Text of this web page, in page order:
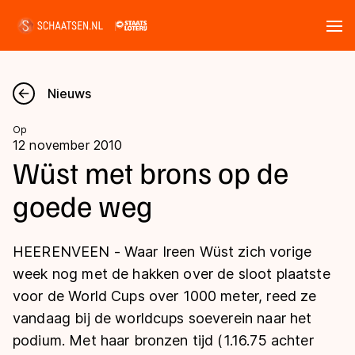
Nieuws
Kalender
Disciplines
Langebaan
Shorttrack
Inlineskaten
Uitslagen
Langebaan
Shorttrack
Marathon
Tijden & historie
Ranglijsten Langebaan
Nieuws
Op
12 november 2010
Wüst met brons op de
goede weg
HEERENVEEN - Waar Ireen Wüst zich vorige
week nog met de hakken over de sloot plaatste
voor de World Cups over 1000 meter, reed ze
vandaag bij de worldcups soeverein naar het
podium. Met haar bronzen tijd (1.16.75 achter